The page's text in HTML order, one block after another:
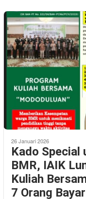
26 Januari 2026
Kado Special
BMR, IAIK
Kuliah
7 Orang